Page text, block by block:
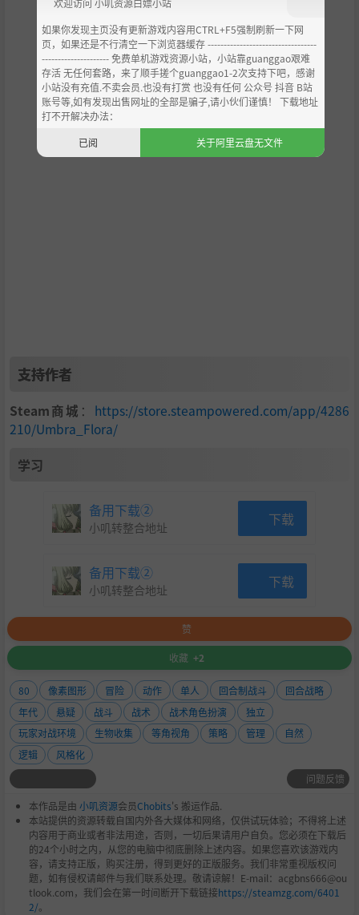
支持作者
Steam商城 ： https://store.steampowered.com/app/4286
210/Umbra_Flora/
学习
备用下载②
小叽转整合地址 下载
备用下载②
小叽转整合地址 下载
赞
收藏 +2
80 像素图形 冒险 动作 单人 回合制战斗
回合战略
年代
悬疑 战斗 战术 战术角色扮演
独立
玩家对战环境
生物收集 等角视角 策略 管理
自然
逻辑
风格化
问题反馈
本作品是由 小叽资源会员Chobits's 搬运作品.
本站提供的资源转载自国内外各大媒体和网络，仅供试玩体验；不得将上述
内容用于商业或者非法用途，否则，一切后果请用户自负。您必须在下载后
的24个小时之内，从您的电脑中彻底删除上述内容。如果您喜欢该游戏内
容，请支持正版，购买注册，得到更好的正版服务。我们非常重视版权问
题，如有侵权请邮件与我们联系处理。敬请谅解！E-mail：acgbns666@ou
tlook.com，我们会在第一时间断开下载链接https://steamzg.com/6401
2/。
欢迎访问 小叽资源白嫖小站
如果你发现主页没有更新游戏内容用CTRL+F5强制刷新一下网
页，如果还是不行清空一下浏览器缓存 ----------------------------------
--------------------- 免费单机游戏资源小站，小站靠guanggao艰难
存活 无任何套路，来了顺手搓个guanggao1-2次支持下吧，感谢
小站没有充值.不卖会员.也没有打赏 也没有任何 公众号 抖音 B站
账号等,如有发现出售网址的全部是骗子,请小伙们谨慎！ 下载地址
打不开解决办法：
已阅
关于阿里云盘无文件